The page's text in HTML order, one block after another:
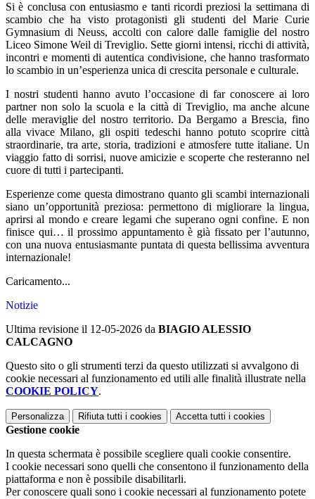
Si è conclusa con entusiasmo e tanti ricordi preziosi la settimana di
scambio che ha visto protagonisti gli studenti del Marie Curie
Gymnasium di Neuss, accolti con calore dalle famiglie del nostro
Liceo Simone Weil di Treviglio. Sette giorni intensi, ricchi di attività,
incontri e momenti di autentica condivisione, che hanno trasformato
lo scambio in un’esperienza unica di crescita personale e culturale.
I nostri studenti hanno avuto l’occasione di far conoscere ai loro
partner non solo la scuola e la città di Treviglio, ma anche alcune
delle meraviglie del nostro territorio. Da Bergamo a Brescia, fino
alla vivace Milano, gli ospiti tedeschi hanno potuto scoprire città
straordinarie, tra arte, storia, tradizioni e atmosfere tutte italiane. Un
viaggio fatto di sorrisi, nuove amicizie e scoperte che resteranno nel
cuore di tutti i partecipanti.
Esperienze come questa dimostrano quanto gli scambi internazionali
siano un’opportunità preziosa: permettono di migliorare la lingua,
aprirsi al mondo e creare legami che superano ogni confine. E non
finisce qui… il prossimo appuntamento è già fissato per l’autunno,
con una nuova entusiasmante puntata di questa bellissima avventura
internazionale!
Caricamento...
Notizie
Ultima revisione il 12-05-2026 da BIAGIO ALESSIO
CALCAGNO
Questo sito o gli strumenti terzi da questo utilizzati si avvalgono di
cookie necessari al funzionamento ed utili alle finalità illustrate nella
COOKIE POLICY.
Personalizza Rifiuta tutti i cookies Accetta tutti i cookies
Gestione cookie
In questa schermata è possibile scegliere quali cookie consentire.
I cookie necessari sono quelli che consentono il funzionamento della
piattaforma e non è possibile disabilitarli.
Per conoscere quali sono i cookie necessari al funzionamento potete